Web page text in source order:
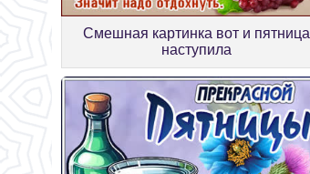
Смешная картинка вот и пятница
наступила